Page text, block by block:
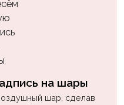
на шары
шар, сделав